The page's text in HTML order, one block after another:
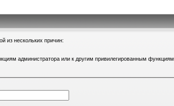
из нескольких причин:
администратора или к другим привилегированным функциям.